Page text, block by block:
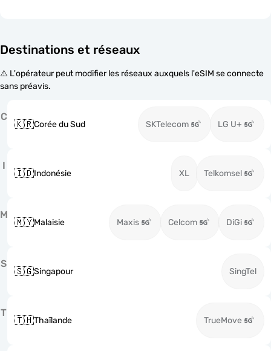
Destinations et réseaux
⚠️ L'opérateur peut modifier les réseaux auxquels l'eSIM se connecte
sans préavis.
C
🇰🇷Corée du Sud SKTelecom LG U+
I
🇮🇩Indonésie XL Telkomsel
M
🇲🇾Malaisie Maxis Celcom DiGi
S
🇸🇬Singapour SingTel
T
🇹🇭Thaïlande TrueMove